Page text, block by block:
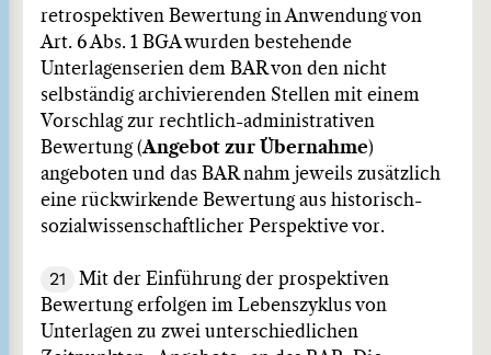
retrospektiven Bewertung in Anwendung von
Art. 6 Abs. 1 BGA wurden bestehende
Unterlagenserien dem BAR von den nicht
selbständig archivierenden Stellen mit einem
Vorschlag zur rechtlich-administrativen
Bewertung (Angebot zur Übernahme)
angeboten und das BAR nahm jeweils zusätzlich
eine rückwirkende Bewertung aus historisch-
sozialwissenschaftlicher Perspektive vor.
21
Mit der Einführung der prospektiven
Bewertung erfolgen im Lebenszyklus von
Unterlagen zu zwei unterschiedlichen